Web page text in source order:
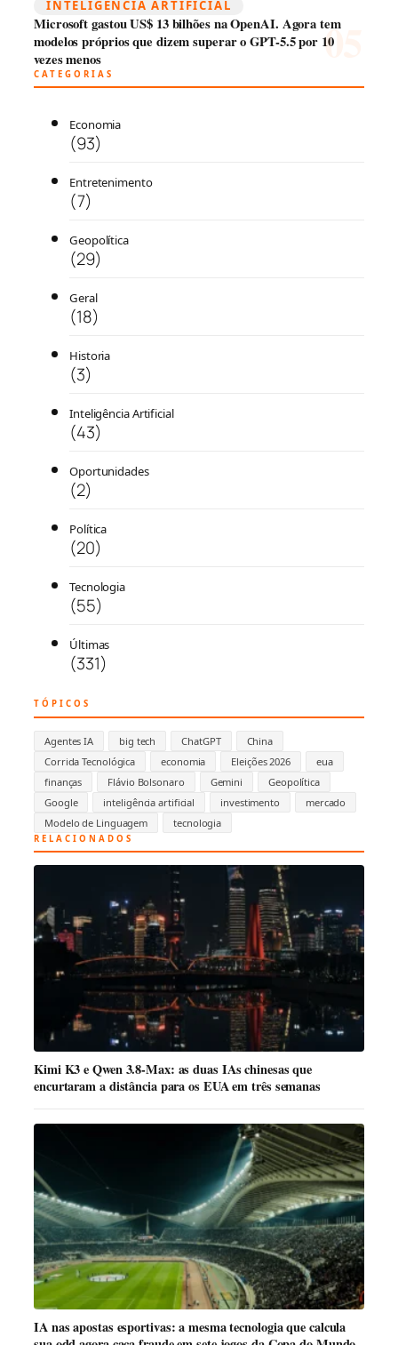
INTELIGÊNCIA ARTIFICIAL
Microsoft gastou US$ 13 bilhões na OpenAI. Agora tem
modelos próprios que dizem superar o GPT-5.5 por 10
vezes menos
CATEGORIAS
Economia
(93)
Entretenimento
(7)
Geopolítica
(29)
Geral
(18)
Historia
(3)
Inteligência Artificial
(43)
Oportunidades
(2)
Política
(20)
Tecnologia
(55)
Últimas
(331)
TÓPICOS
Agentes IA big tech ChatGPT
China
Corrida Tecnológica
economia Eleições 2026
eua
finanças
Flávio Bolsonaro Gemini
Geopolítica
Google
inteligência artificial investimento
mercado
Modelo de Linguagem
tecnologia
RELACIONADOS
Kimi K3 e Qwen 3.8-Max: as duas IAs chinesas que
encurtaram a distância para os EUA em três semanas
IA nas apostas esportivas: a mesma tecnologia que calcula